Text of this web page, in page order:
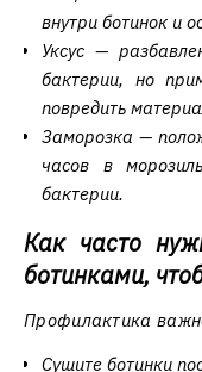
внутри ботинок и
Уксус —
бактерии, но
повредить
Заморозка —
часов в
бактерии.
Как часто
ботинками,
Профилактика
Сушите ботинки